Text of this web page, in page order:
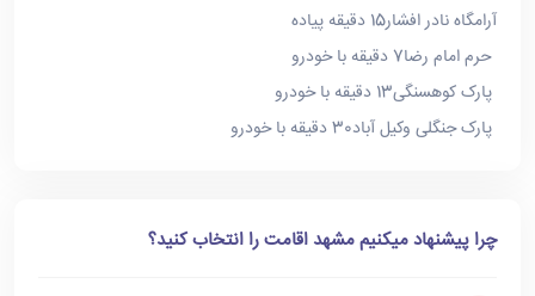
آرامگاه نادر افشار15 دقیقه پیاده
حرم امام رضا7 دقیقه با خودرو
پارک کوهسنگی13 دقیقه با خودرو
پارک جنگلی وکیل آباد30 دقیقه با خودرو
چرا پیشنهاد میکنیم مشهد اقامت را انتخاب کنید؟